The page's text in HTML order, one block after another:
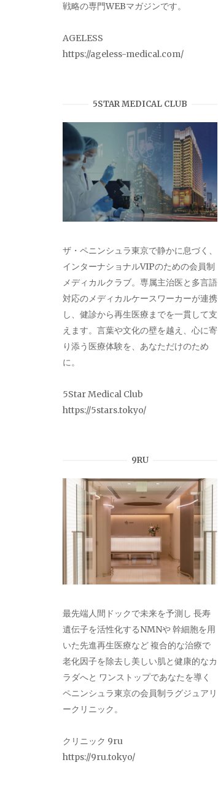
戦略の専門WEBマガジンです。
AGELESS
https://ageless-medical.com/
5STAR MEDICAL CLUB
ザ・ペニンシュラ東京で静かに息づく、
インターナショナルVIPのための会員制
メディカルクラブ。専属主治医と多言語
対応のメディカルケースワーカーが連携
し、健診から再生医療までを一貫して支
えます。言葉や文化の壁を越え、心に寄
り添う医療体験を、あなただけのため
に。
5Star Medical Club
https://5stars.tokyo/
9RU
最先端人間ドックで未来を予測し 長寿
遺伝子を活性化するNMNや 幹細胞を用
いた先進再生医療など 複合的な治療で
老化因子を除去し美しい肌と健康的なカ
ラダへと ワンストップであなたを導く
ペニンシュラ東京の会員制ラグジュアリ
ークリニック。
クリニック 9ru
https://9ru.tokyo/